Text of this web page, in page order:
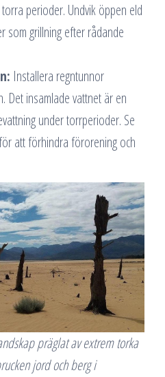
perioder. Undvik öppen eld
som grillning efter rådande
Installera regntunnor
Det insamlade vattnet är en
under torrperioder. Se
att förhindra förorening och
präglat av extrem torka
jord och berg i